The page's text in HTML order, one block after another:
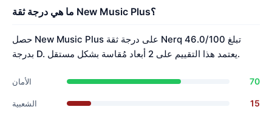
ما هي درجة ثقة New Music Plus؟
حصل New Music Plus على درجة ثقة Nerq تبلغ 46.0/100
بدرجة D. يعتمد هذا التقييم على 2 أبعاد مُقاسة بشكل مستقل.
الأمان 70
الشعبية 15